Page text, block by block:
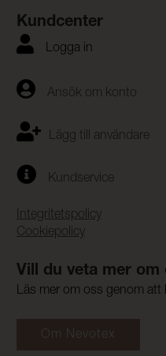
Kundcenter
Logga in
Ansök om konto
Lägg till användare
Kundservice
Integritetspolicy
Cookiepolicy
Vill du veta mer om
Läs mer om oss genom att
Om Nevotex